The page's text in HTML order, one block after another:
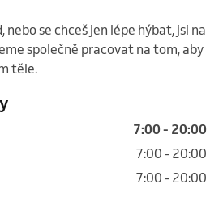
nebo se chceš jen lépe hýbat, jsi na
společně pracovat na tom, aby
těle.
7:00 - 20:00
7:00 - 20:00
7:00 - 20:00